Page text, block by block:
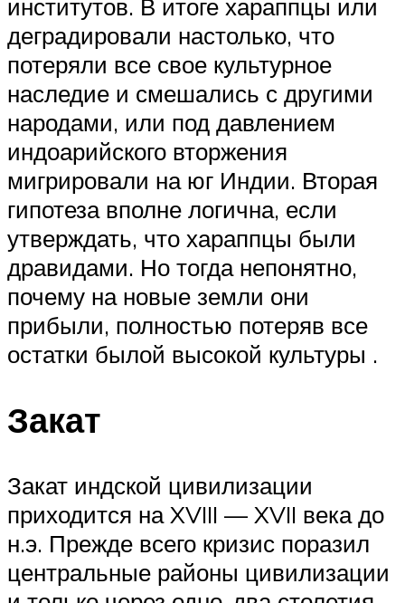
институтов. В итоге хараппцы или
деградировали настолько, что
потеряли все свое культурное
наследие и смешались с другими
народами, или под давлением
индоарийского вторжения
мигрировали на юг Индии. Вторая
гипотеза вполне логична, если
утверждать, что хараппцы были
дравидами. Но тогда непонятно,
почему на новые земли они
прибыли, полностью потеряв все
остатки былой высокой культуры .
Закат
Закат индской цивилизации
приходится на XVIII — XVII века до
н.э. Прежде всего кризис поразил
центральные районы цивилизации